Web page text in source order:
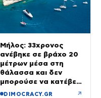
Μήλος: 33χρονος
ανέβηκε σε βράχο 20
μέτρων μέσα στη
θάλασσα και δεν
μπορούσε να κατέβει
– Επιχείρηση
DIMOCRACY.GR ↗